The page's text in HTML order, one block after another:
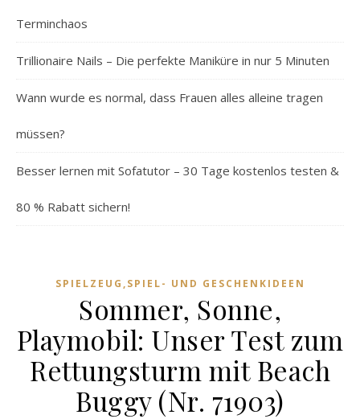
Terminchaos
Trillionaire Nails – Die perfekte Maniküre in nur 5 Minuten
Wann wurde es normal, dass Frauen alles alleine tragen
müssen?
Besser lernen mit Sofatutor – 30 Tage kostenlos testen &
80 % Rabatt sichern!
SPIELZEUG,SPIEL- UND GESCHENKIDEEN
Sommer, Sonne,
Playmobil: Unser Test zum
Rettungsturm mit Beach
Buggy (Nr. 71903)